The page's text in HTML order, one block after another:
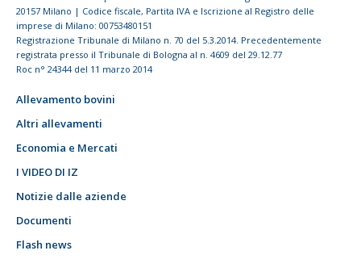
20157 Milano | Codice fiscale, Partita IVA e Iscrizione al Registro delle
imprese di Milano: 00753480151
Registrazione Tribunale di Milano n. 70 del 5.3.2014. Precedentemente
registrata presso il Tribunale di Bologna al n. 4609 del 29.12.77
Roc n° 24344 del 11 marzo 2014
Allevamento bovini
Altri allevamenti
Economia e Mercati
I VIDEO DI IZ
Notizie dalle aziende
Documenti
Flash news